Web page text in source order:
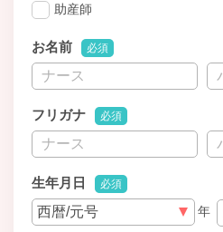
助産師
お名前 必須
フリガナ 必須
生年月日 必須
年